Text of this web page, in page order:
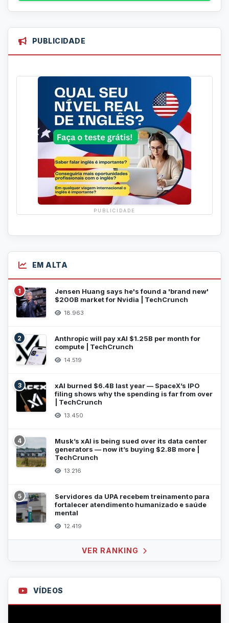
PUBLICIDADE
PUBLICIDADE
EM ALTA
1
Jensen Huang says he's found a 'brand new'
$200B market for Nvidia | TechCrunch
18.963
2
Anthropic will pay xAI $1.25B per month for
compute | TechCrunch
14.519
3
xAI burned $6.4B last year — SpaceX’s IPO
filing shows why the spending is far from over
| TechCrunch
13.450
4
Musk’s xAI is being sued over its data center
generators — now it’s buying $2.8B more |
TechCrunch
13.216
5
Servidores da UPA recebem treinamento para
fortalecer atendimento humanizado e saúde
mental
12.419
VER RANKING
VÍDEOS